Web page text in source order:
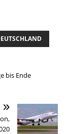
bis Ende